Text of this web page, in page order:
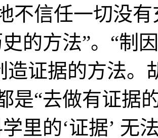
不信任一切没
的方法”。“制
造证据的方法。
是“去做有证据
里的‘证据’ 无